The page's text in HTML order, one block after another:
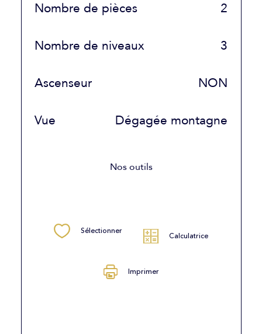
Nombre de pièces 2
Nombre de niveaux 3
Ascenseur NON
Vue Dégagée montagne
Nos outils
Sélectionner Calculatrice
Imprimer